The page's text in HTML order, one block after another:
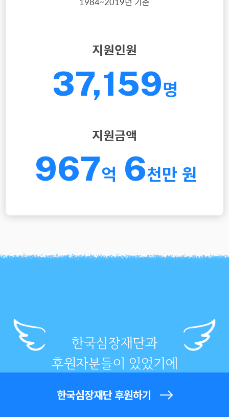
한국심장재단 후원하기
감동수기공모 우수상
실제 사연을 각색하였습니다.
지원인원
37,159명
지원금액
967억 6천만 원
한국심장재단과
후원자분들이 있었기에
늘 감사해요.